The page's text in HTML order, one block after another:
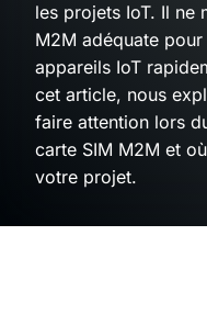
les projets IoT. Il ne
M2M adéquate
appareils IoT
cet article, nous
faire attention lors
carte SIM M2M et
votre projet.